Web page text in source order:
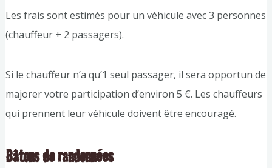
Les frais sont estimés pour un véhicule avec 3 personnes
(chauffeur + 2 passagers).
Si le chauffeur n’a qu’1 seul passager, il sera opportun de
majorer votre participation d’environ 5 €. Les chauffeurs
qui prennent leur véhicule doivent être encouragé.
Bâtons de randonnées